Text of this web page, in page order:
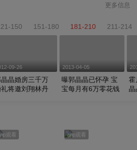
更多信息
150 151-180 181-210 211-214
09-26
晶婚房三千万
将邀刘翔林丹
2013-04-05
曝郭晶晶已怀孕 宝
宝每月有6万零花钱
霍
晶
观看 app观看